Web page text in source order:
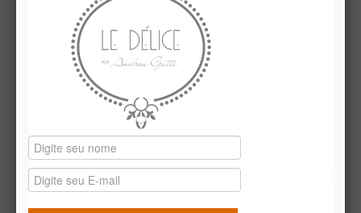
Caixa personalizada com 16 bombons feitos com chocolate
belga: especialmente para o Ano Novo. Os sabores são
sortidos: trufa limão, trufa ao leite, coração nutella e meio
amargo recheado
Receba Promoções Exclusivas